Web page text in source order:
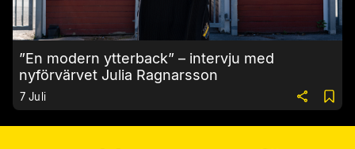
”En modern ytterback” – intervju med
nyförvärvet Julia Ragnarsson
7 Juli